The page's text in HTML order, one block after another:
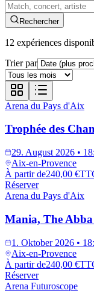
Rechercher
12 expériences
Trier par
Arena du Pays d'Aix
Trophée des
29. August 2026 •
Aix-en-Provence
À partir de240,00 €
Réserver
Arena du Pays d'Aix
Mania, The
1. Oktober 2026 •
Aix-en-Provence
À partir de240,00 €
Réserver
Arena Futuroscope